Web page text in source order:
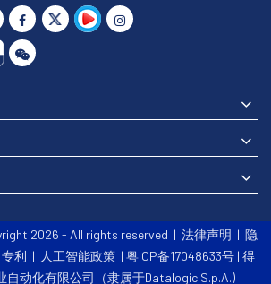
2026 - All rights reserved | 法律声明 | 隐
专利 | 人工智能政策| 粤ICP备17048633号 | 得
自动化有限公司（隶属于Datalogic S.p.A.)